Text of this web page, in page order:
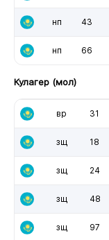
нп 43
нп 66
Кулагер (мол)
вр 31
зщ 18
зщ 24
зщ 48
зщ 97